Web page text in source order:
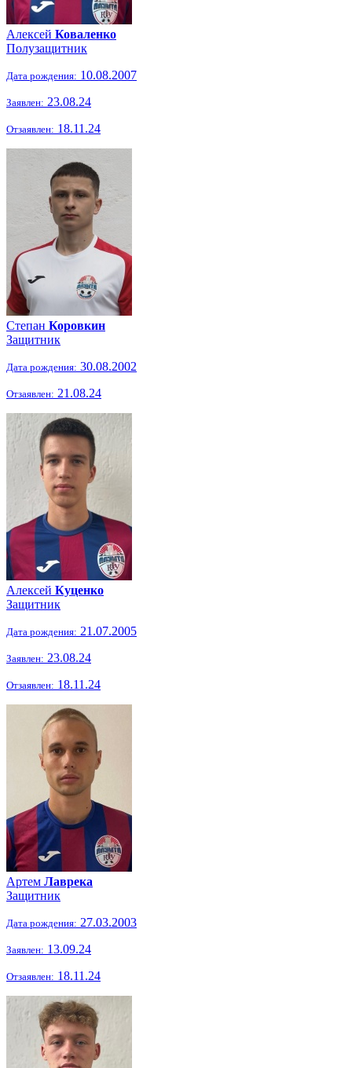
Алексей Коваленко
Полузащитник
Дата рождения: 10.08.2007
Заявлен: 23.08.24
Отзаявлен: 18.11.24
Степан Коровкин
Защитник
Дата рождения: 30.08.2002
Отзаявлен: 21.08.24
Алексей Куценко
Защитник
Дата рождения: 21.07.2005
Заявлен: 23.08.24
Отзаявлен: 18.11.24
Артем Лаврека
Защитник
Дата рождения: 27.03.2003
Заявлен: 13.09.24
Отзаявлен: 18.11.24